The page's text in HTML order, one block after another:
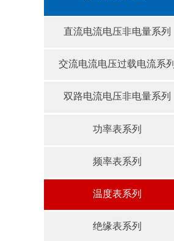
直流电流电压非电量系列
交流电流电压过载电流系列
双路电流电压非电量系列
功率表系列
频率表系列
温度表系列
绝缘表系列